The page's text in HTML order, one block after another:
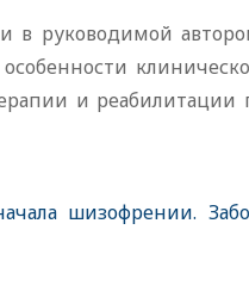
в руководимой
и
шизофрении.